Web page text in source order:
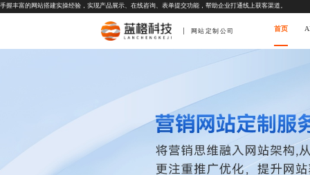
手握丰富的网站搭建实操经验，实现产品展示、在线咨询、表单提交功能，帮助企业打通线上获客渠道。
网站定制公司 首页